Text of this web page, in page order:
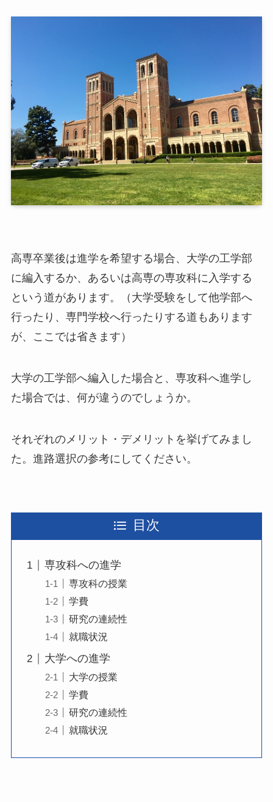
高専卒業後は進学を希望する場合、大学の工学部
に編入するか、あるいは高専の専攻科に入学する
という道があります。（大学受験をして他学部へ
行ったり、専門学校へ行ったりする道もあります
が、ここでは省きます）
大学の工学部へ編入した場合と、専攻科へ進学し
た場合では、何が違うのでしょうか。
それぞれのメリット・デメリットを挙げてみまし
た。進路選択の参考にしてください。
目次
専攻科への進学
専攻科の授業
学費
研究の連続性
就職状況
大学への進学
大学の授業
学費
研究の連続性
就職状況